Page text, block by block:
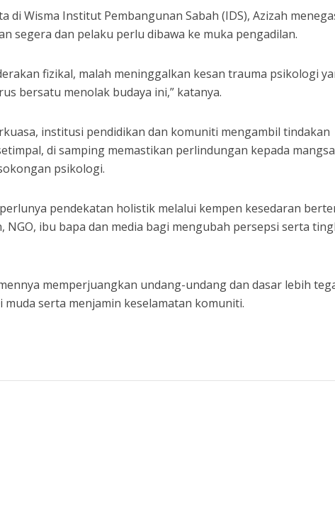
di Wisma Institut Pembangunan Sabah (IDS), Azizah
segera dan pelaku perlu dibawa ke muka pengadilan.
fizikal, malah meninggalkan kesan trauma psikologi
bersatu menolak budaya ini,” katanya.
institusi pendidikan dan komuniti mengambil tindakan
di samping memastikan perlindungan kepada mangsa
psikologi.
pendekatan holistik melalui kempen kesedaran
NGO, ibu bapa dan media bagi mengubah persepsi serta
memperjuangkan undang-undang dan dasar lebih
serta menjamin keselamatan komuniti.